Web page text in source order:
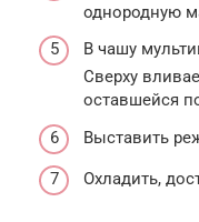
однородную
В чашу
Сверху
оставшейся
Выставить
Охладить,